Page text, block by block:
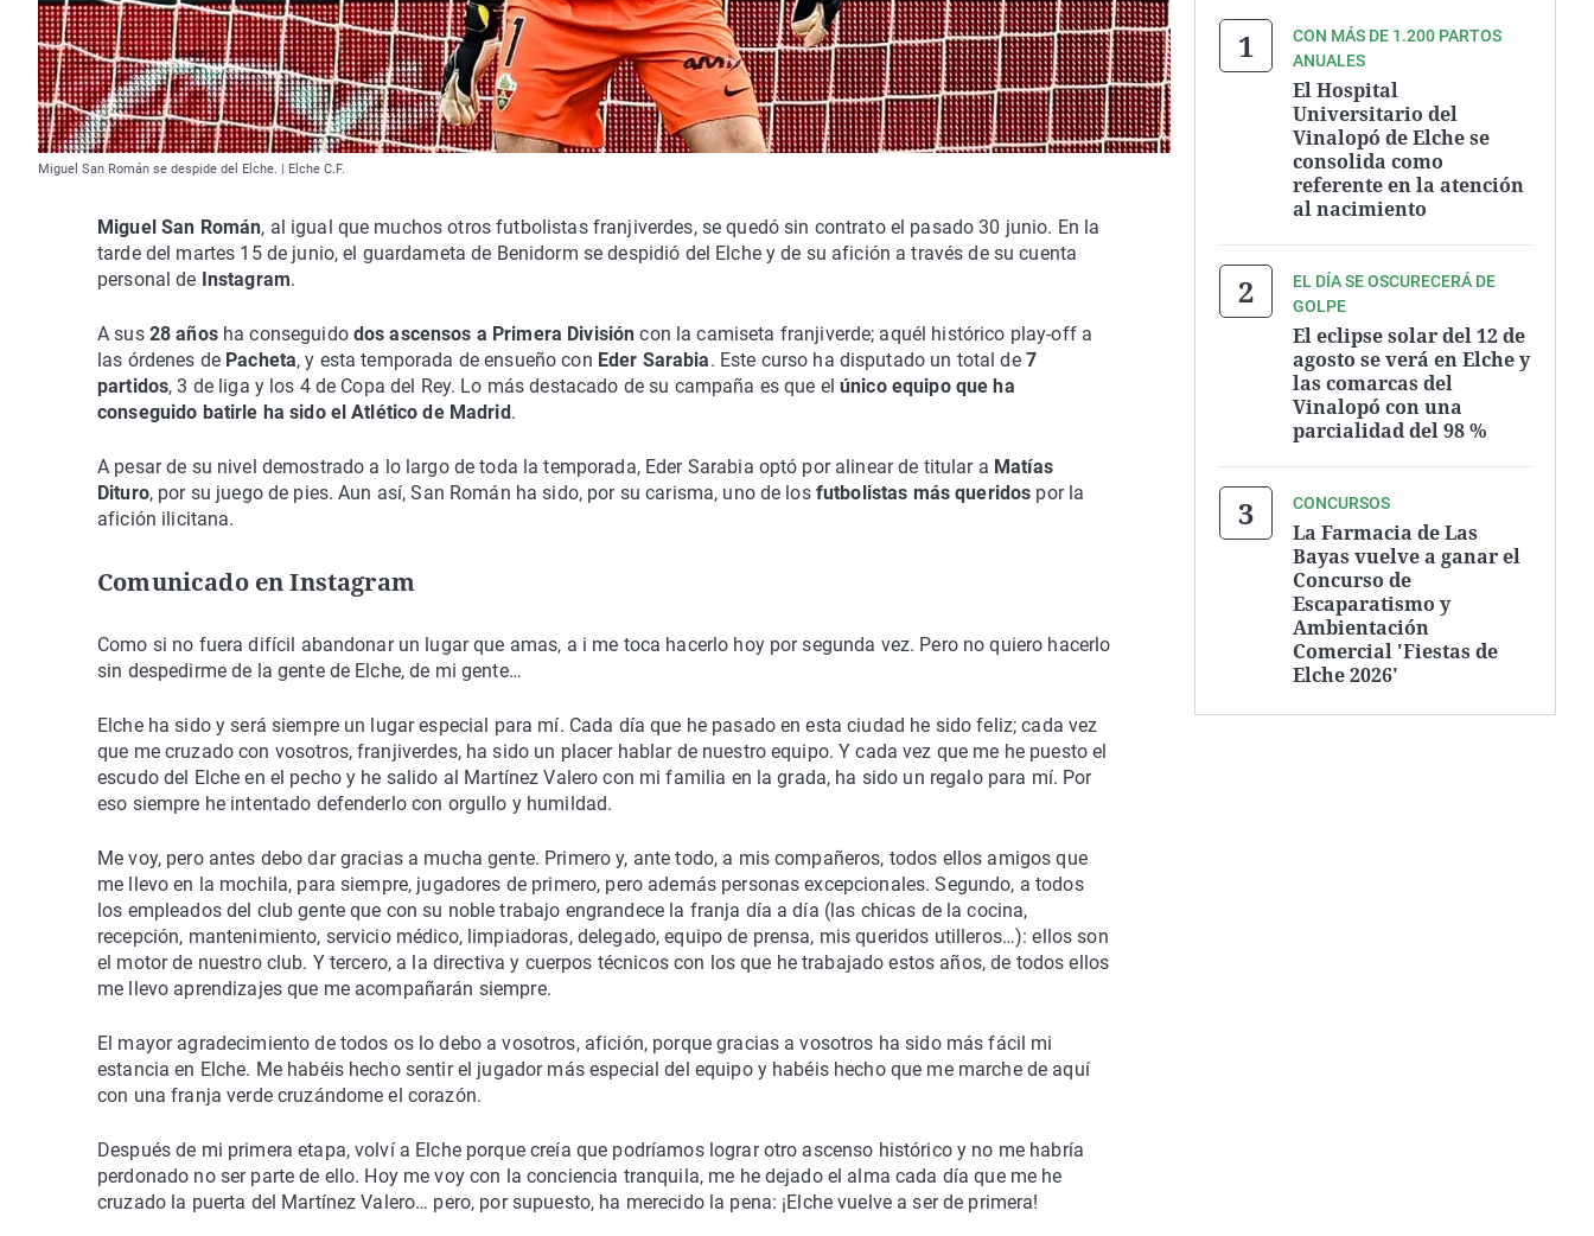
Miguel San Román se despide del Elche. | Elche C.F.
Miguel San Román, al igual que muchos otros futbolistas franjiverdes, se quedó sin contrato el pasado 30 junio. En la
tarde del martes 15 de junio, el guardameta de Benidorm se despidió del Elche y de su afición a través de su cuenta
personal de Instagram.
A sus 28 añosha conseguido dos ascensos a Primera División con la camiseta franjiverde; aquél histórico play-off a
las órdenes de Pacheta, y esta temporada de ensueño con Eder Sarabia. Este curso ha disputado un total de 7
partidos, 3 de liga y los 4 de Copa del Rey. Lo más destacado de su campaña es que elúnico equipo que ha
conseguido batirle ha sido el Atlético de Madrid .
A pesar de su nivel demostrado a lo largo de toda la temporada, Eder Sarabia optó por alinear de titular a Matías
Dituro, por su juego de pies. Aun así, San Román ha sido, por su carisma, uno de los futbolistas más queridos por la
afición ilicitana.
Comunicado en Instagram
Como si no fuera difícil abandonar un lugar que amas, a i me toca hacerlo hoy por segunda vez. Pero no quiero hacerlo
sin despedirme de la gente de Elche, de mi gente…
Elche ha sido y será siempre un lugar especial para mí. Cada día que he pasado en esta ciudad he sido feliz; cada vez
que me cruzado con vosotros, franjiverdes, ha sido un placer hablar de nuestro equipo. Y cada vez que me he puesto el
escudo del Elche en el pecho y he salido al Martínez Valero con mi familia en la grada, ha sido un regalo para mí. Por
eso siempre he intentado defenderlo con orgullo y humildad.
Me voy, pero antes debo dar gracias a mucha gente. Primero y, ante todo, a mis compañeros, todos ellos amigos que
me llevo en la mochila, para siempre, jugadores de primero, pero además personas excepcionales. Segundo, a todos
los empleados del club gente que con su noble trabajo engrandece la franja día a día (las chicas de la cocina,
recepción, mantenimiento, servicio médico, limpiadoras, delegado, equipo de prensa, mis queridos utilleros…): ellos son
el motor de nuestro club. Y tercero, a la directiva y cuerpos técnicos con los que he trabajado estos años, de todos ellos
me llevo aprendizajes que me acompañarán siempre.
El mayor agradecimiento de todos os lo debo a vosotros, afición, porque gracias a vosotros ha sido más fácil mi
estancia en Elche. Me habéis hecho sentir el jugador más especial del equipo y habéis hecho que me marche de aquí
con una franja verde cruzándome el corazón.
Después de mi primera etapa, volví a Elche porque creía que podríamos lograr otro ascenso histórico y no me habría
perdonado no ser parte de ello. Hoy me voy con la conciencia tranquila, me he dejado el alma cada día que me he
cruzado la puerta del Martínez Valero… pero, por supuesto, ha merecido la pena: ¡Elche vuelve a ser de primera!
CON MÁS DE 1.200 PARTOS
ANUALES
El Hospital
Universitario del
Vinalopó de Elche se
consolida como
referente en la atención
al nacimiento
EL DÍA SE OSCURECERÁ DE
GOLPE
El eclipse solar del 12 de
agosto se verá en Elche y
las comarcas del
Vinalopó con una
parcialidad del 98 %
CONCURSOS
La Farmacia de Las
Bayas vuelve a ganar el
Concurso de
Escaparatismo y
Ambientación
Comercial 'Fiestas de
Elche 2026'